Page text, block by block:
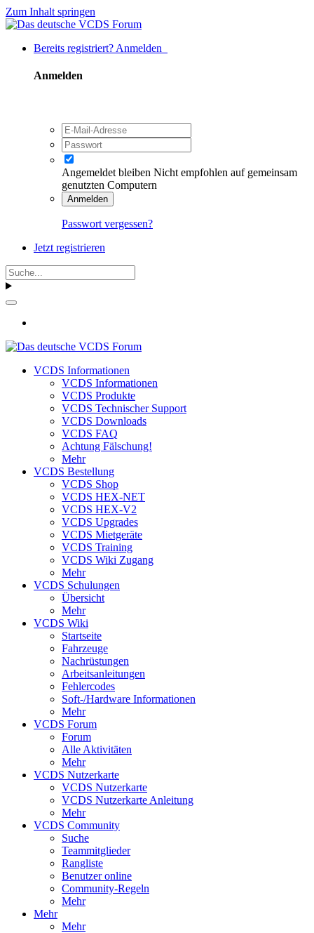
Zum Inhalt springen
Bereits registriert? Anmelden
Anmelden
Angemeldet bleiben Nicht empfohlen auf gemeinsam
genutzten Computern
Anmelden
Passwort vergessen?
Jetzt registrieren
VCDS Informationen
VCDS Informationen
VCDS Produkte
VCDS Technischer Support
VCDS Downloads
VCDS FAQ
Achtung Fälschung!
Mehr
VCDS Bestellung
VCDS Shop
VCDS HEX-NET
VCDS HEX-V2
VCDS Upgrades
VCDS Mietgeräte
VCDS Training
VCDS Wiki Zugang
Mehr
VCDS Schulungen
Übersicht
Mehr
VCDS Wiki
Startseite
Fahrzeuge
Nachrüstungen
Arbeitsanleitungen
Fehlercodes
Soft-/Hardware Informationen
Mehr
VCDS Forum
Forum
Alle Aktivitäten
Mehr
VCDS Nutzerkarte
VCDS Nutzerkarte
VCDS Nutzerkarte Anleitung
Mehr
VCDS Community
Suche
Teammitglieder
Rangliste
Benutzer online
Community-Regeln
Mehr
Mehr
Mehr